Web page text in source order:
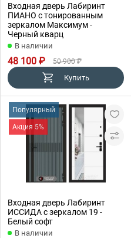
Входная дверь Лабиринт
ПИАНО с тонированным
зеркалом Максимум -
Черный кварц
В наличии
48 100 ₽ 50 900 ₽
Купить
Популярный
Акция 5%
Входная дверь Лабиринт
ИССИДА с зеркалом 19 -
Белый софт
В наличии